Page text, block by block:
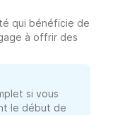
qui bénéficie de
à offrir des
si vous
le début de